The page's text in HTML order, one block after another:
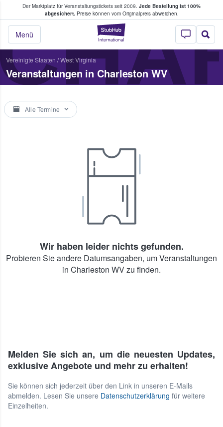
Der Marktplatz für Veranstaltungstickets seit 2009. Jede Bestellung ist 100%
abgesichert.Preise können vom Originalpreis abweichen.
StubHub - Wo
Menü
Tickets kaufen & verkaufen
Vereinigte Staaten /West Virginia
Veranstaltungen in Charleston WV
Alle Termine
Wir haben leider nichts gefunden.
Probieren Sie andere Datumsangaben, um Veranstaltungen
in Charleston WV zu finden.
Melden Sie sich an, um die neuesten Updates,
exklusive Angebote und mehr zu erhalten!
Sie können sich jederzeit über den Link in unseren E-Mails
abmelden. Lesen Sie unsere Datenschutzerklärung für weitere
Einzelheiten.